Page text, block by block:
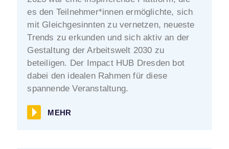
es den Teilnehmer*innen ermöglichte, sich
mit Gleichgesinnten zu vernetzen, neueste
Trends zu erkunden und sich aktiv an der
Gestaltung der Arbeitswelt 2030 zu
beteiligen. Der Impact HUB Dresden bot
dabei den idealen Rahmen für diese
spannende Veranstaltung.
MEHR